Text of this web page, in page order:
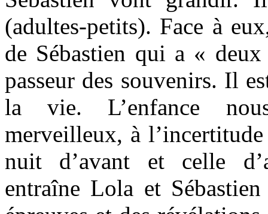
(adultes-petits). Face à
de Sébastien qui a «
passeur des souvenirs. Il
la vie. L’enfance
merveilleux, à
nuit d’avant et celle
entraîne Lola et